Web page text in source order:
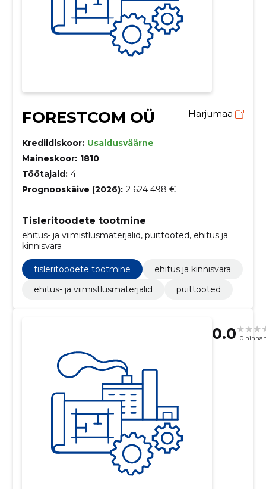
FORESTCOM OÜ Harjumaa
Krediidiskoor: Usaldusväärne
Maineskoor: 1810
Töötajaid: 4
Prognooskäive (2026): 2 624 498 €
Tisleritoodete tootmine
ehitus- ja viimistlusmaterjalid, puittooted, ehitus ja
kinnisvara
tisleritoodete tootmine
ehitus ja kinnisvara
ehitus- ja viimistlusmaterjalid
puittooted
0.0 0